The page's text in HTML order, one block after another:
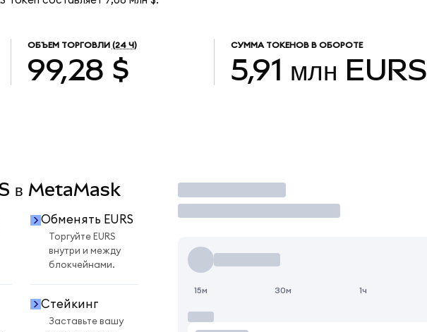
ОБЪЕМ ТОРГОВЛИ (24 Ч)
99,28 $
СУММА ТОКЕНОВ В ОБОРОТЕ
5,91 млн EURS
в MetaMask
Обменять EURS
Торгуйте EURS
внутри и между
блокчейнами.
Стейкинг
Заставьте вашу
Торговать
15м 30м 1ч